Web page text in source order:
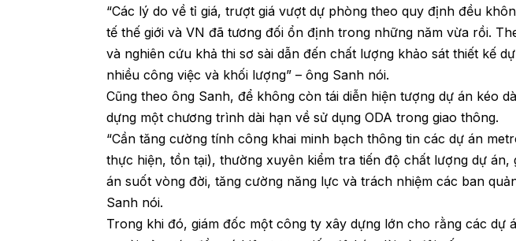
“Các lý do về tỉ giá, trượt giá vượt dự phòng theo quy định đều
tế thế giới và VN đã tương đối ổn định trong những năm vừa rồi.
và nghiên cứu khả thi sơ sài dẫn đến chất lượng khảo sát thiết kế
nhiều công việc và khối lượng” – ông Sanh nói.
Cũng theo ông Sanh, để không còn tái diễn hiện tượng dự án kéo
dựng một chương trình dài hạn về sử dụng ODA trong giao thông.
“Cần tăng cường tính công khai minh bạch thông tin các dự án
thực hiện, tồn tại), thường xuyên kiểm tra tiến độ chất lượng dự án,
án suốt vòng đời, tăng cường năng lực và trách nhiệm các ban
Sanh nói.
Trong khi đó, giám đốc một công ty xây dựng lớn cho rằng các dự